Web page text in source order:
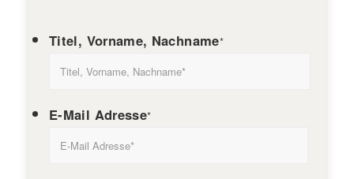
Titel, Vorname, Nachname*
E-Mail Adresse*